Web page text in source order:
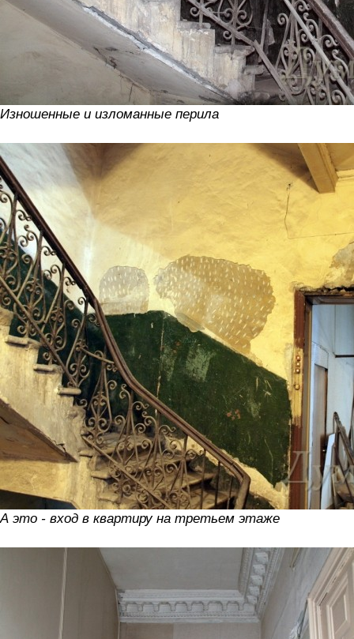
Изношенные и изломанные перила
А это - вход в квартиру на третьем этаже